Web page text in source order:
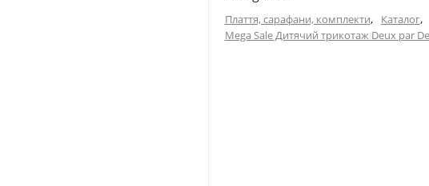
Плаття, сарафани, комплекти, Каталог,
Mega Sale Дитячий трикотаж Deux par